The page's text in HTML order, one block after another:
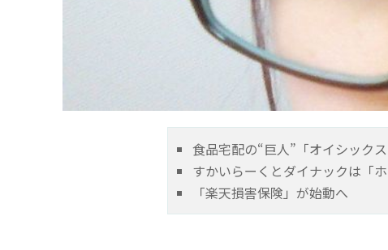
食品宅配の“巨人”「オイシックス
すかいらーくとダイナックは「
「楽天損害保険」が始動へ